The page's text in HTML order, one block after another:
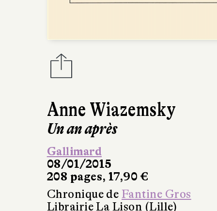
Anne Wiazemsky
Un an après
Gallimard
08/01/2015
208 pages, 17,90 €
Chronique de Fantine Gros
Librairie La Lison (Lille)